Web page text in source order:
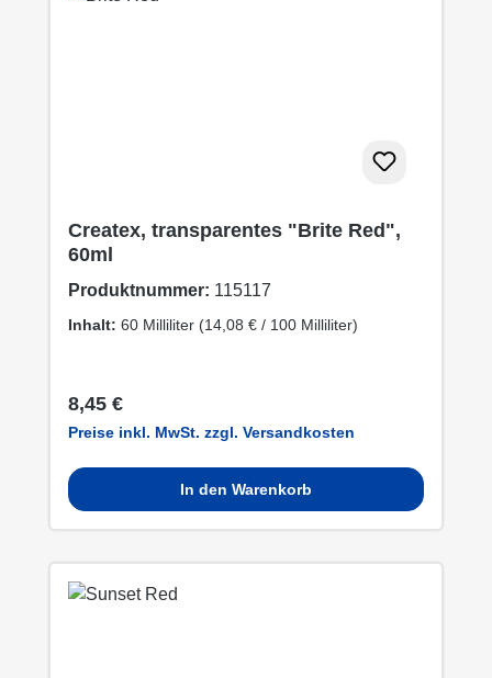
Createx, transparentes "Brite Red",
60ml
Produktnummer: 115117
Inhalt: 60 Milliliter (14,08 € / 100 Milliliter)
Regulärer Preis:
8,45 €
Preise inkl. MwSt. zzgl. Versandkosten
In den Warenkorb